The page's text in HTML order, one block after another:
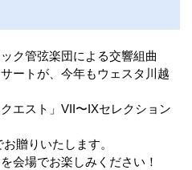
ク管弦楽団による交響組曲
ートが、今年もウェスタ川越
エスト」VII〜IXセレクション
贈りいたします。
会場でお楽しみください！